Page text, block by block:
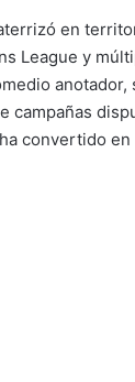
en
League y
campañas
convertido